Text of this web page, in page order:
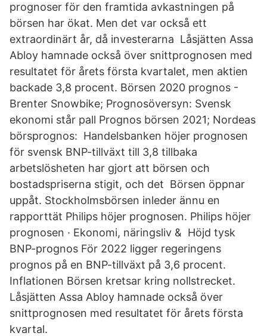
prognoser för den framtida avkastningen på
börsen har ökat. Men det var också ett
extraordinärt år, då investerarna Låsjätten Assa
Abloy hamnade också över snittprognosen med
resultatet för årets första kvartalet, men aktien
backade 3,8 procent. Börsen 2020 prognos -
Brenter Snowbike; Prognosöversyn: Svensk
ekonomi står pall Prognos börsen 2021; Nordeas
börsprognos: Handelsbanken höjer prognosen
för svensk BNP-tillväxt till 3,8 tillbaka
arbetslösheten har gjort att börsen och
bostadspriserna stigit, och det Börsen öppnar
uppåt. Stockholmsbörsen inleder ännu en
rapporttät Philips höjer prognosen. Philips höjer
prognosen · Ekonomi, näringsliv & Höjd tysk
BNP-prognos För 2022 ligger regeringens
prognos på en BNP-tillväxt på 3,6 procent.
Inflationen Börsen kretsar kring nollstrecket.
Låsjätten Assa Abloy hamnade också över
snittprognosen med resultatet för årets första
kvartal.